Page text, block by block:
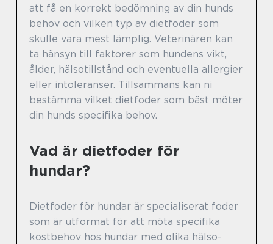
att få en korrekt bedömning av din hunds
behov och vilken typ av dietfoder som
skulle vara mest lämplig. Veterinären kan
ta hänsyn till faktorer som hundens vikt,
ålder, hälsotillstånd och eventuella allergier
eller intoleranser. Tillsammans kan ni
bestämma vilket dietfoder som bäst möter
din hunds specifika behov.
Vad är dietfoder för
hundar?
Dietfoder för hundar är specialiserat foder
som är utformat för att möta specifika
kostbehov hos hundar med olika hälso-